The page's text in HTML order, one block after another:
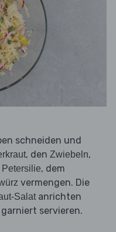
schneiden und
, den Zwiebeln,
, dem
vermengen. Die
Salatanrichten
garniert servieren.